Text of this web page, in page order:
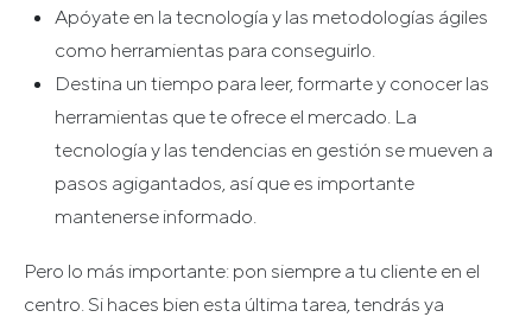
Apóyate en la tecnología y las metodologías ágiles
como herramientas para conseguirlo.
Destina un tiempo para leer, formarte y conocer las
herramientas que te ofrece el mercado. La
tecnología y las tendencias en gestión se mueven a
pasos agigantados, así que es importante
mantenerse informado.
Pero lo más importante: pon siempre a tu cliente en el
centro. Si haces bien esta última tarea, tendrás ya